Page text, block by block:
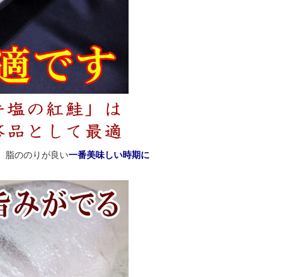
脂ののりが良い一番美味しい時期に